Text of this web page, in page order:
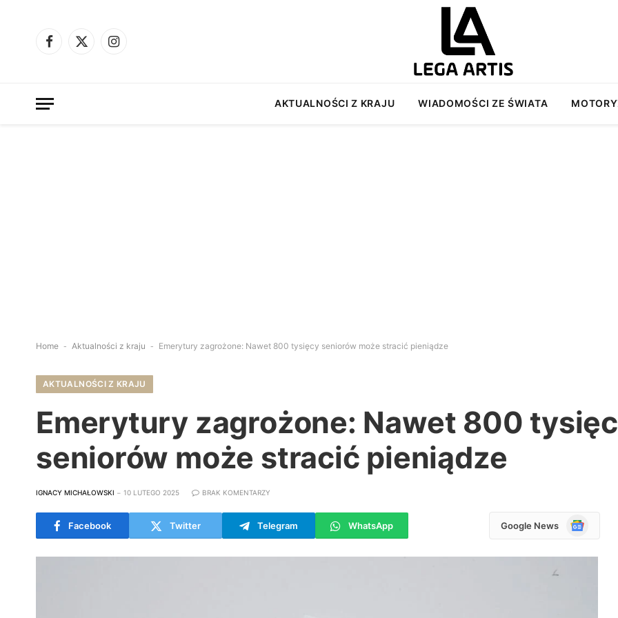
Facebook
X
Instagram
AKTUALNOŚCI Z KRAJU WIADOMOŚCI ZE ŚWIATA
Home - Aktualności z kraju - Emerytury zagrożone: Nawet 800 tysięcy seniorów może stracić pieniądze
AKTUALNOŚCI Z KRAJU
Emerytury zagrożone: Nawet 800
seniorów może stracić pieniądze
IGNACY MICHAŁOWSKI 10 LUTEGO 2025 BRAK KOMENTARZY
Facebook Twitter Telegram WhatsApp Google News
Google